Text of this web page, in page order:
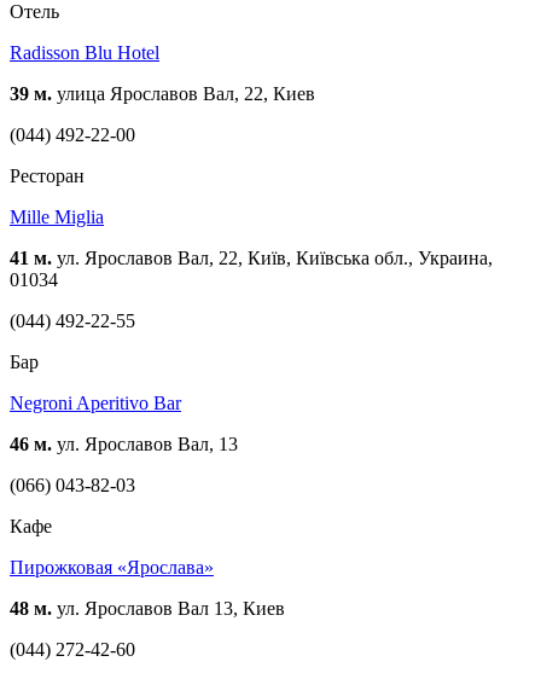
Отель
Radisson Blu Hotel
39 м. улица Ярославов Вал, 22, Киев
(044) 492-22-00
Ресторан
Mille Miglia
41 м. ул. Ярославов Вал, 22, Київ, Київська обл., Украина,
01034
(044) 492-22-55
Бар
Negroni Aperitivo Bar
46 м. ул. Ярославов Вал, 13
(066) 043-82-03
Кафе
Пирожковая «Ярослава»
48 м. ул. Ярославов Вал 13, Киев
(044) 272-42-60